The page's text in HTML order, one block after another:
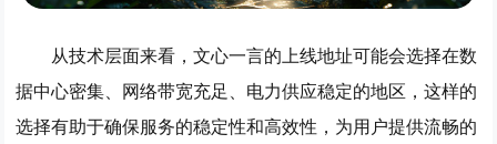
从技术层面来看，文心一言的上线地址可能会选择在数
据中心密集、网络带宽充足、电力供应稳定的地区，这样的
选择有助于确保服务的稳定性和高效性，为用户提供流畅的